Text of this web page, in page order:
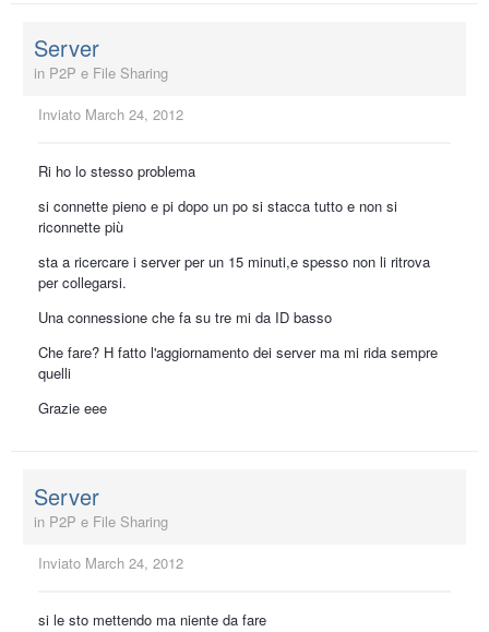
Server
in P2P e File Sharing
Inviato March 24, 2012
Ri ho lo stesso problema
si connette pieno e pi dopo un po si stacca tutto e non si
riconnette più
sta a ricercare i server per un 15 minuti,e spesso non li ritrova
per collegarsi.
Una connessione che fa su tre mi da ID basso
Che fare? H fatto l'aggiornamento dei server ma mi rida sempre
quelli
Grazie eee
Server
in P2P e File Sharing
Inviato March 24, 2012
si le sto mettendo ma niente da fare